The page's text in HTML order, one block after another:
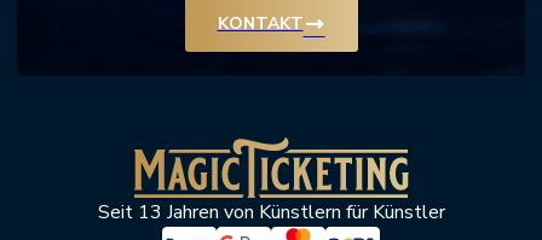
KONTAKTtrending_flat
Seit 13 Jahren von Künstlern für Künstler